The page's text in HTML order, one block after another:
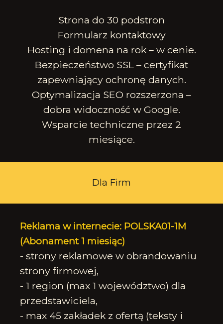
Strona do 30 podstron
Formularz kontaktowy
Hosting i domena na rok – w cenie.
Bezpieczeństwo SSL – certyfikat
zapewniający ochronę danych.
Optymalizacja SEO rozszerzona –
dobra widoczność w Google.
Wsparcie techniczne przez 2
miesiące.
Dla Firm
Reklama w internecie: POLSKA01-1M
(Abonament 1 miesiąc)
- strony reklamowe w obrandowaniu
strony firmowej,
- 1 region (max 1 województwo) dla
przedstawiciela,
- max 45 zakładek z ofertą (teksty i